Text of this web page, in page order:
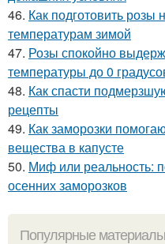
46. Как подготовить розы
температурам зимой
47. Розы спокойно
температуры до 0
48. Как спасти
рецепты
49. Как заморозки
вещества в капусте
50. Миф или реальность:
осенних заморозков
Популярные материалы